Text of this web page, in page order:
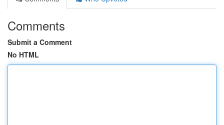
Comments
Submit a Comment
No HTML